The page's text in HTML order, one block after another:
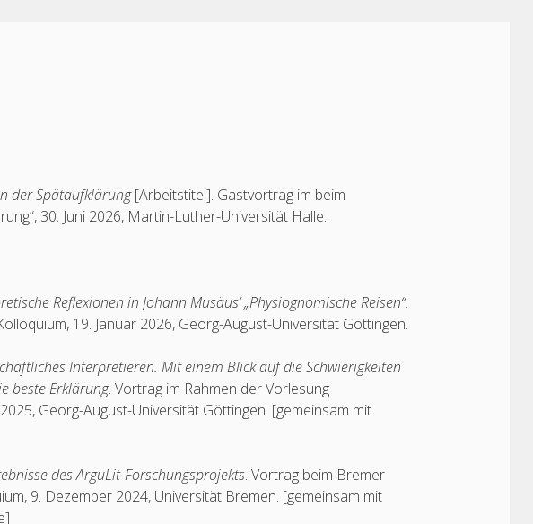
der Spätaufklärung[Arbeitstitel]. Gastvortrag im beim
30. Juni 2026, Martin-Luther-Universität Halle.
Reflexionen in Johann Musäus‘ „Physiognomische Reisen“.
19. Januar 2026, Georg-August-Universität Göttingen.
Interpretieren. Mit einem Blick auf die Schwierigkeiten
beste Erklärung. Vortrag im Rahmen der Vorlesung
Georg-August-Universität Göttingen. [gemeinsam mit
des ArguLit-Forschungsprojekts. Vortrag beim Bremer
9. Dezember 2024, Universität Bremen. [gemeinsam mit